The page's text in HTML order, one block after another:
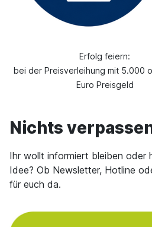
Erfolg feiern:
bei der Preisverleihung mit 5.000
Euro Preisgeld
Nichts
Ihr wollt informiert bleiben oder
Idee? Ob Newsletter, Hotline
für euch da.